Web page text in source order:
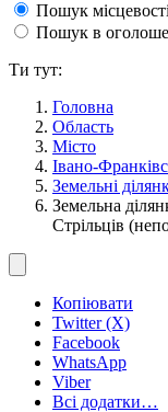
Пошук місцевості
Пошук в
Ти тут:
Головна
Область
Місто
Івано-
Земельні
Земельна
Стрільців
Копіювати
Twitter (X)
Facebook
WhatsApp
Viber
Всі додатки…